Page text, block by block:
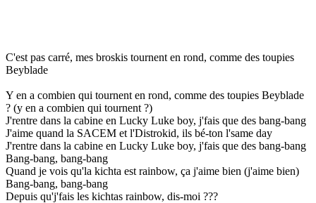
C'est pas carré, mes broskis tournent en rond, comme des toupies
Beyblade
Y en a combien qui tournent en rond, comme des toupies Beyblade
? (y en a combien qui tournent ?)
J'rentre dans la cabine en Lucky Luke boy, j'fais que des bang-bang
J'aime quand la SACEM et l'Distrokid, ils bé-ton l'same day
J'rentre dans la cabine en Lucky Luke boy, j'fais que des bang-bang
Bang-bang, bang-bang
Quand je vois qu'la kichta est rainbow, ça j'aime bien (j'aime bien)
Bang-bang, bang-bang
Depuis qu'j'fais les kichtas rainbow, dis-moi ???